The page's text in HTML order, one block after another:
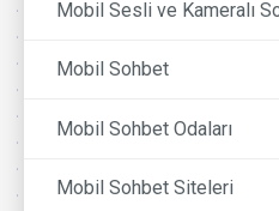
Mobil Sesli ve Kameralı
Mobil Sohbet
Mobil Sohbet Odaları
Mobil Sohbet Siteleri